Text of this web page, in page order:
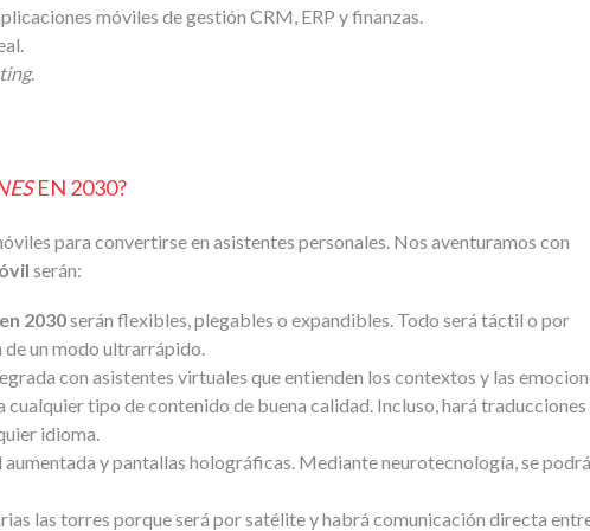
móviles de gestión CRM, ERP y finanzas.
.
EN 2030?
para convertirse en asistentes personales. Nos aventuramos con
serán:
2030serán flexibles, plegables o expandibles. Todo será táctil o por
un modo ultrarrápido.
con asistentes virtuales que entienden los contextos y las
tipo de contenido de buena calidad. Incluso, hará traducciones
idioma.
y pantallas holográficas. Mediante neurotecnología, se
las torres porque será por satélite y habrá comunicación directa